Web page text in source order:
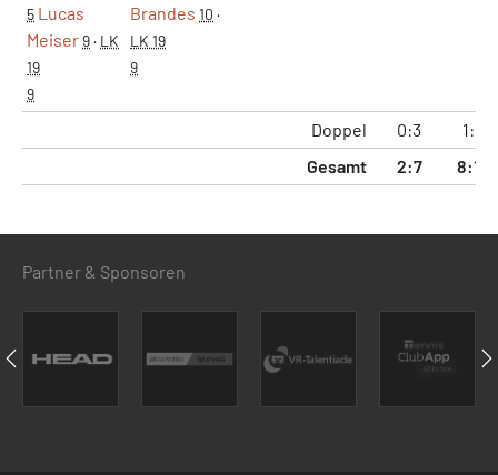
5 Lucas
Meiser9· LK
19
9
Brandes 10 ·
LK 19
9
Doppel 0:3
1:6
Gesamt
2:7 8:14
Partner & Sponsoren